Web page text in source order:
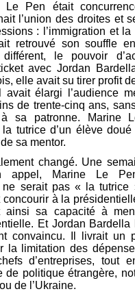
Le Pen était
l’union des droites et
: l’immigration et
retrouvé son souffle
le pouvoir
avec Jordan
elle avait su tirer profit
élargi l’audience
de trente-cinq ans,
sa patronne. Marine
la tutrice d’un élève
sa mentor.
changé. Une
appel, Marine Le
ne serait pas « la tutrice
concourir à la
ainsi sa capacité à
Et Jordan Bardella
convaincu. Il livrait un
la limitation des
d’entreprises, tout
de politique étrangère,
de l’Ukraine.